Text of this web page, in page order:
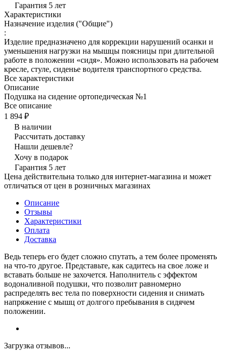
Гарантия 5 лет
Характеристики
Назначение изделия ("Общие")
:
Изделие предназначено для коррекции нарушений осанки и
уменьшения нагрузки на мышцы поясницы при длительной
работе в положении «сидя». Можно использовать на рабочем
кресле, стуле, сиденье водителя транспортного средства.
Все характеристики
Описание
Подушка на сидение ортопедическая №1
Все описание
1 894 ₽
В наличии
Рассчитать доставку
Нашли дешевле?
Хочу в подарок
Гарантия 5 лет
Цена действительна только для интернет-магазина и может
отличаться от цен в розничных магазинах
Описание
Отзывы
Характеристики
Оплата
Доставка
Ведь теперь его будет сложно спутать, а тем более променять
на что-то другое. Представьте, как садитесь на свое ложе и
вставать больше не захочется. Наполнитель с эффектом
водоналивной подушки, что позволит равномерно
распределять вес тела по поверхности сидения и снимать
напряжение с мышц от долгого пребывания в сидячем
положении.
Загрузка отзывов...